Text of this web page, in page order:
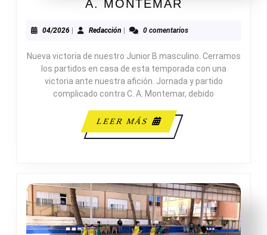
A. MONTEMAR
B
50
C.
A.
04/202604/2026RedacciónRedacción0 comentarios
Nueva victoria de nuestro Junior B masculino. Cerramos
los partidos en casa de esta temporada con una
victoria ante nuestra afición. Jornada y partido
complicado contra C. A. Montemar, debido
LEER MÁS
LEER
MÁS